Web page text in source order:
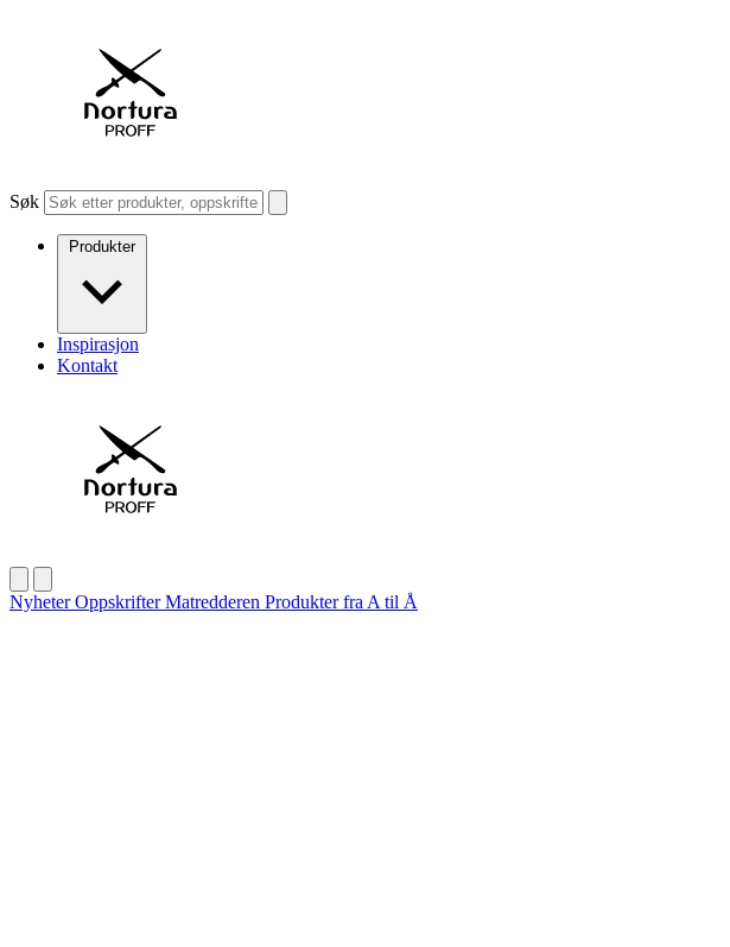
Søk
Produkter
Inspirasjon
Kontakt
NyheterOppskrifterMatredderen Produkter fra A til Å